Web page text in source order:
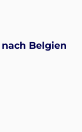
Belgien